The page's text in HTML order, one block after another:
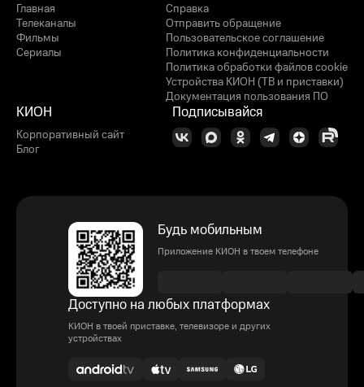
Главная
Телеканалы
Фильмы
Сериалы
Справка
Отправить обращение
Пользовательское соглашение
Политика конфиденциальности
Политика обработки файлов cookie
Устройства КИОН (ТВ и приставки)
Документация пользования ПО
КИОН
Корпоративный сайт
Блог
Подписывайся
Будь мобильным
Приложение КИОН в твоем телефоне
Доступно на любых платформах
КИОН в твоей приставке, телевизоре и других
устройствах